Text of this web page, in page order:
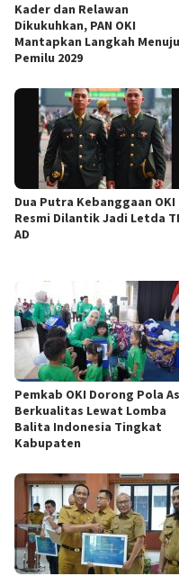
Kader dan Relawan
Dikukuhkan, PAN OKI
Mantapkan Langkah Menuju
Pemilu 2029
Dua Putra Kebanggaan OKI
Resmi Dilantik Jadi Letda
AD
Pemkab OKI Dorong Pola
Berkualitas Lewat Lomba
Balita Indonesia Tingkat
Kabupaten